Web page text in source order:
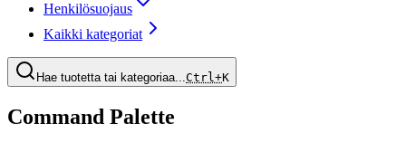
Henkilösuojaus
Kaikki kategoriat
Hae tuotetta tai kategoriaa...Ctrl+K
Command Palette